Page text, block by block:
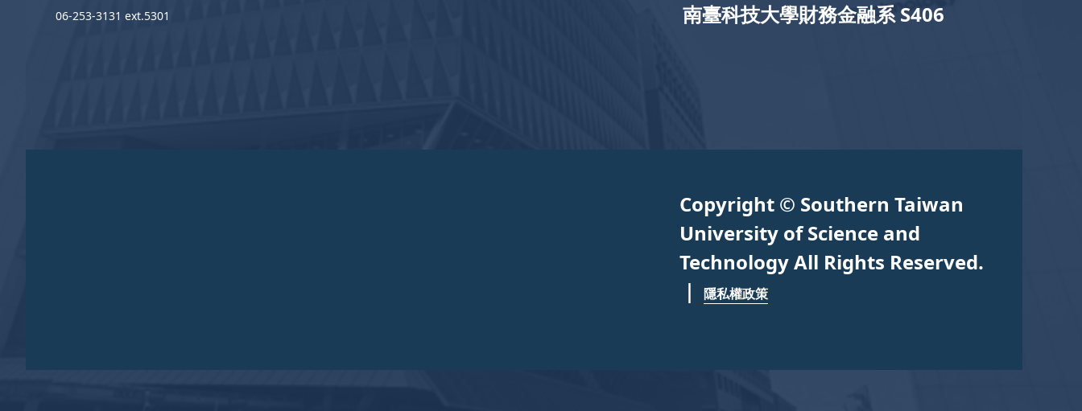
南臺科技大學財務金融系 S406
06-253-3131 ext.5301
Copyright © Southern Taiwan
University of Science and
Technology All Rights Reserved.
｜隱私權政策